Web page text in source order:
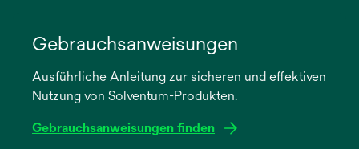
Gebrauchsanweisungen
Ausführliche Anleitung zur sicheren und effektiven
Nutzung von Solventum-Produkten.
Gebrauchsanweisungen finden